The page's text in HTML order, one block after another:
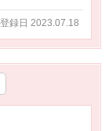
登録日 2023.07.18